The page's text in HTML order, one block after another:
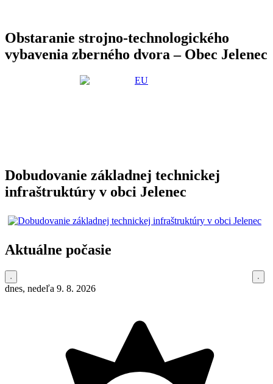
Obstaranie strojno-technologického
vybavenia zberného dvora – Obec Jelenec
Dobudovanie základnej technickej
infraštruktúry v obci Jelenec
Aktuálne počasie
dnes, nedeľa 9. 8. 2026